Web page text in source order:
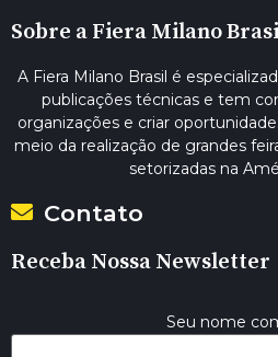
Sobre a Fiera Milano
A Fiera Milano Brasil é
publicações técnicas e tem
organizações e criar
meio da realização de grandes
setorizadas na
Contato
Receba Nossa Newsletter
Seu nome